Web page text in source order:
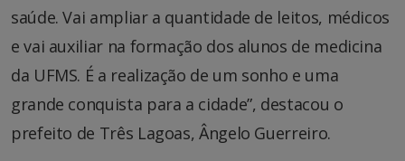
saúde. Vai ampliar a quantidade de leitos, médicos
e vai auxiliar na formação dos alunos de medicina
da UFMS. É a realização de um sonho e uma
grande conquista para a cidade”, destacou o
prefeito de Três Lagoas, Ângelo Guerreiro.